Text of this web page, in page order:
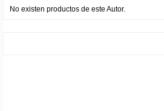
No existen productos de este Autor.